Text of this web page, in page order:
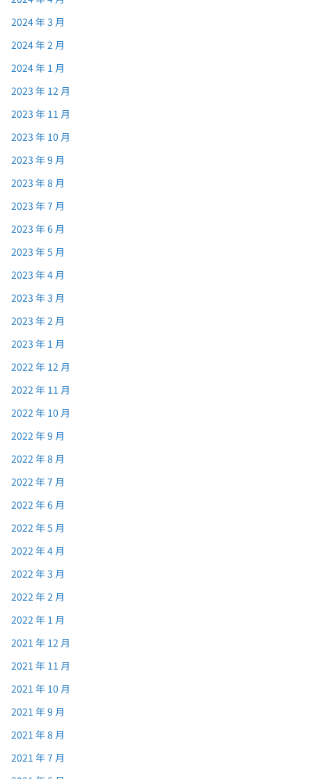
2024 年 3 月
2024 年 2 月
2024 年 1 月
2023 年 12 月
2023 年 11 月
2023 年 10 月
2023 年 9 月
2023 年 8 月
2023 年 7 月
2023 年 6 月
2023 年 5 月
2023 年 4 月
2023 年 3 月
2023 年 2 月
2023 年 1 月
2022 年 12 月
2022 年 11 月
2022 年 10 月
2022 年 9 月
2022 年 8 月
2022 年 7 月
2022 年 6 月
2022 年 5 月
2022 年 4 月
2022 年 3 月
2022 年 2 月
2022 年 1 月
2021 年 12 月
2021 年 11 月
2021 年 10 月
2021 年 9 月
2021 年 8 月
2021 年 7 月